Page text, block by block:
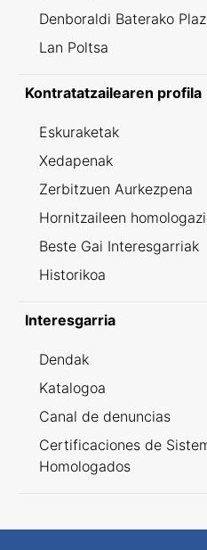
Denboraldi Baterako
Lan Poltsa
Kontratatzailearen profila
Eskuraketak
Xedapenak
Zerbitzuen Aurkezpena
Hornitzaileen
Beste Gai Interesgarriak
Historikoa
Interesgarria
Dendak
Katalogoa
Canal de denuncias
Certificaciones de
Homologados